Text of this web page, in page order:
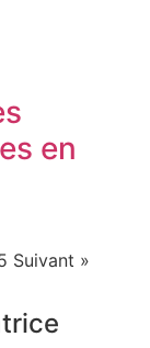
en
Suivant »